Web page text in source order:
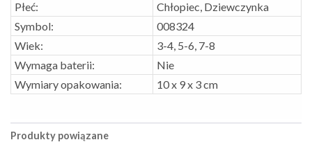
Płeć:
Chłopiec, Dziewczynka
Symbol:
008324
Wiek:
3-4, 5-6, 7-8
Wymaga baterii:
Nie
Wymiary opakowania:
10 x 9 x 3 cm
Produkty powiązane